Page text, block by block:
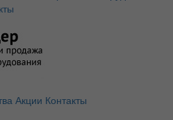
Акции Контакты